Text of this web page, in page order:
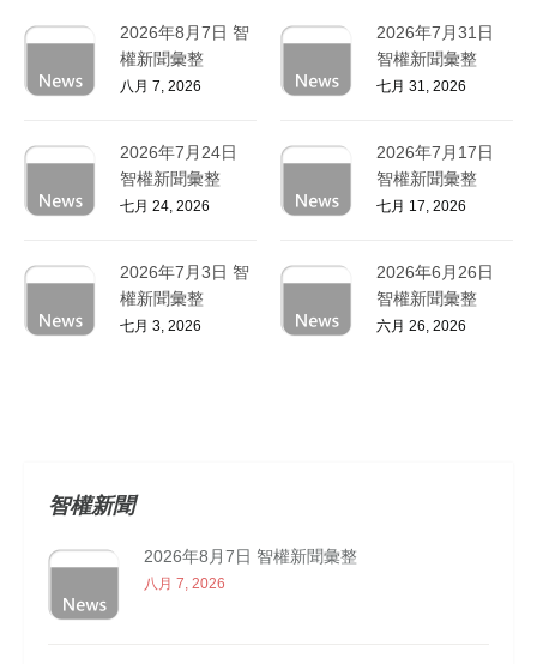
2026年8月7日 智
權新聞彙整
八月 7, 2026
2026年7月31日
智權新聞彙整
七月 31, 2026
2026年7月24日
智權新聞彙整
七月 24, 2026
2026年7月17日
智權新聞彙整
七月 17, 2026
2026年7月3日 智
權新聞彙整
七月 3, 2026
2026年6月26日
智權新聞彙整
六月 26, 2026
智權新聞
2026年8月7日 智權新聞彙整
八月 7, 2026